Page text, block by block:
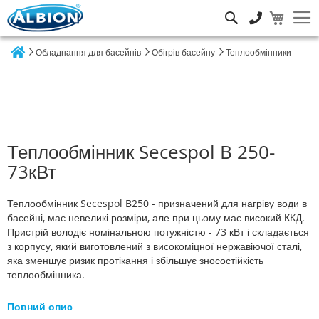
Обладнання для басейнів Обігрів басейну Теплообмінники
Теплообмінник Secespol B 250-
73кВт
Теплообмінник Secespol B250 - призначений для нагріву води в
басейні, має невеликі розміри, але при цьому має високий ККД.
Пристрій володіє номінальною потужністю - 73 кВт і складається
з корпусу, який виготовлений з високоміцної нержавіючої сталі,
яка зменшує ризик протікання і збільшує зносостійкість
теплообмінника.
Повний опис